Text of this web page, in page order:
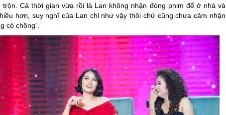
Cả thời gian vừa rồi là Lan không nhận đóng phim để ở nhà và
hơn, suy nghĩ của Lan chỉ như vậy thôi chứ cũng chưa cảm nhận
có chồng”.